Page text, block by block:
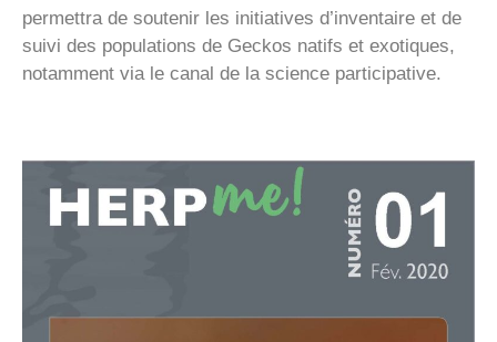
permettra de soutenir les initiatives d’inventaire et de
suivi des populations de Geckos natifs et exotiques,
notamment via le canal de la science participative.